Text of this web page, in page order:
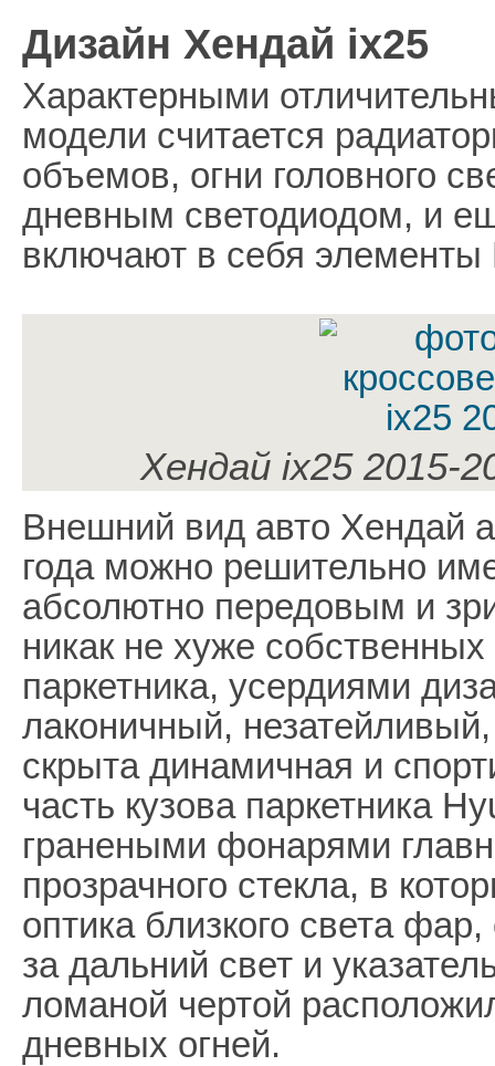
Дизайн Хендай ix25
Характерными
модели считается
объемов, огни головного
дневным светодиодом, и
включают в себя элементы
Хендай ix25 2015-
Внешний вид авто Хендай
года можно решительно
абсолютно передовым и
никак не хуже
паркетника, усердиями
лаконичный,
скрыта динамичная и
часть кузова паркетника
гранеными фонарями
прозрачного стекла, в
оптика близкого света
за дальний свет и
ломаной чертой
дневных огней.